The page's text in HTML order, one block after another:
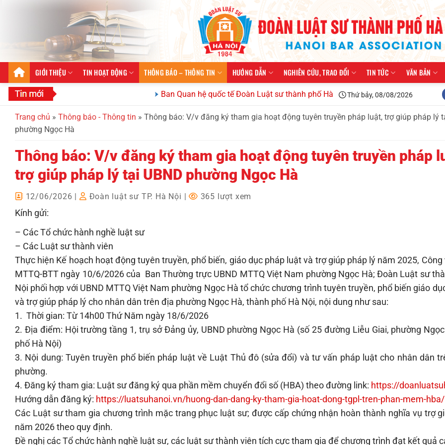
GIỚI THIỆU TIN HOẠT ĐỘNG THÔNG BÁO – THÔNG TIN HƯỚNG DẪN NGHIÊN CỨU, TRAO ĐỔI TIN TỨC VĂN BẢN
Ban Quan hệ quốc tế Đoàn Luật sư thành phố Hà Nội kiện toàn tổ chức, triển khai công
Thứ bảy, 08/08/2026
Trang chủ » Thông báo - Thông tin » Thông báo: V/v đăng ký tham gia hoạt động tuyên truyền pháp luật, trợ giúp pháp lý
phường Ngọc Hà
Thông báo: V/v đăng ký tham gia hoạt động tuyên truyền pháp
trợ giúp pháp lý tại UBND phường Ngọc Hà
12/06/2026 Đoàn luật sư TP. Hà Nội | 365 lượt xem
Kính gửi:
– Các Tổ chức hành nghề luật sư
– Các Luật sư thành viên
Thực hiện Kế hoạch hoạt động tuyên truyền, phổ biến, giáo dục pháp luật và trợ giúp pháp lý năm 2025,
MTTQ-BTT ngày 10/6/2026 của Ban Thường trực UBND MTTQ Việt Nam phường Ngọc Hà; Đoàn Luật sư
Nội phối hợp với UBND MTTQ Việt Nam phường Ngọc Hà tổ chức chương trình tuyên truyền, phổ biến giáo
và trợ giúp pháp lý cho nhân dân trên địa phường Ngọc Hà, thành phố Hà Nội, nội dung như sau:
1. Thời gian: Từ 14h00 Thứ Năm ngày 18/6/2026
2. Địa điểm: Hội trường tầng 1, trụ sở Đảng ủy, UBND phường Ngọc Hà (số 25 đường Liễu Giai, phường
phố Hà Nội)
3. Nội dung: Tuyên truyền phổ biến pháp luật về Luật Thủ đô (sửa đổi) và tư vấn pháp luật cho nhân dân
phường.
4. Đăng ký tham gia: Luật sư đăng ký qua phần mềm chuyển đổi số (HBA) theo đường link: https://
Hướng dẫn đăng ký: https://luatsuhanoi.vn/huong-dan-dang-ky-tham-gia-hoat-dong-tgpl-tren-phan-mem-hba/
Các Luật sư tham gia chương trình mặc trang phục luật sư; được cấp chứng nhận hoàn thành nghĩa vụ trợ
năm 2026 theo quy định.
Đề nghị các Tổ chức hành nghề luật sư, các luật sư thành viên tích cực tham gia để chương trình đạt kết quả